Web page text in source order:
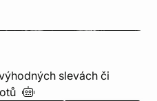
slevách či